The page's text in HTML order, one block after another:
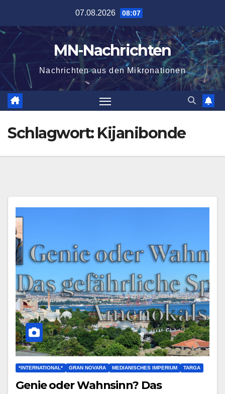
springen
07.08.2026 08:07
MN-Nachrichten
Nachrichten aus den Mikronationen
Schlagwort: Kijanibonde
*INTERNATIONAL* GRAN NOVARA MEDIANISCHES IMPERIUM TARGA
Genie oder Wahnsinn? Das